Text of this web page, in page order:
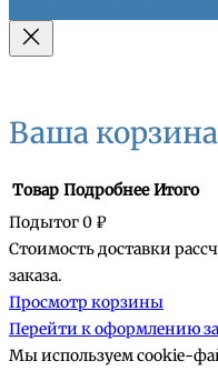
Ваша корзина
Товары
в
корзине
Товар Подробнее Итого
Подытог0 ₽
Стоимость доставки
заказа.
Просмотр корзины
Перейти к оформлению
Мы используем cookie-